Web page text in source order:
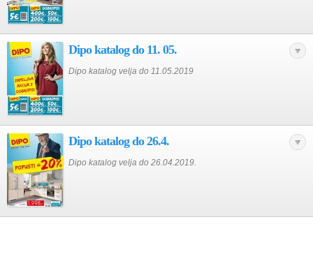
Dipo katalog do 11. 05.
Dipo katalog velja do 11.05.2019
Dipo katalog do 26.4.
Dipo katalog velja do 26.04.2019.